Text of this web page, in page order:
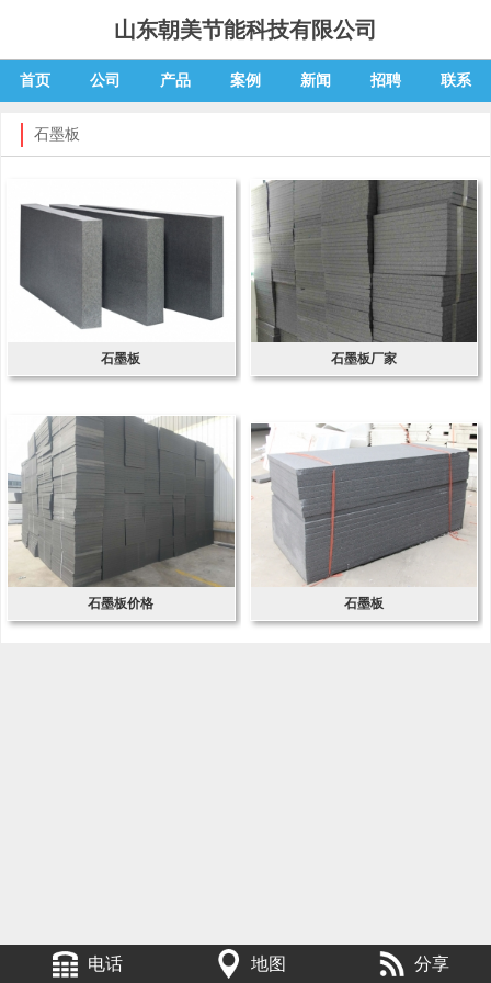
山东朝美节能科技有限公司
首页 公司 产品 案例 新闻 招聘 联系
石墨板
石墨板 石墨板厂家
石墨板价格 石墨板
电话 地图 分享